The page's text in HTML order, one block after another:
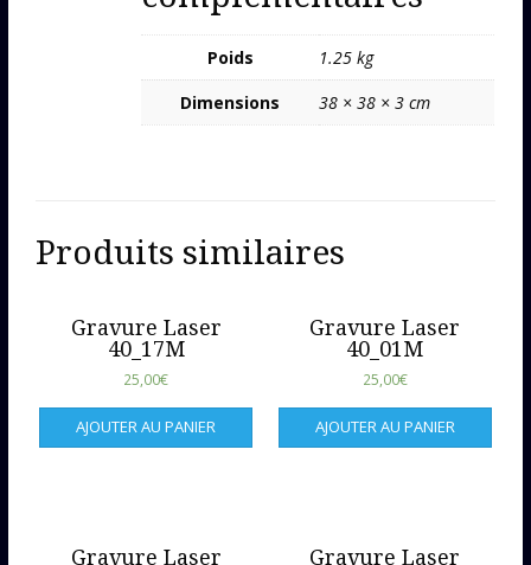
Poids
1.25 kg
Dimensions
38 × 38 × 3 cm
Produits similaires
Gravure Laser
40_17M
25,00€
AJOUTER AU PANIER
Gravure Laser
40_01M
25,00€
AJOUTER AU PANIER
Gravure Laser Gravure Laser